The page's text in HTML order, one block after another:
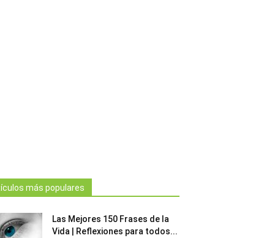
más populares
Las Mejores 150 Frases de la
Vida | Reflexiones para todos...